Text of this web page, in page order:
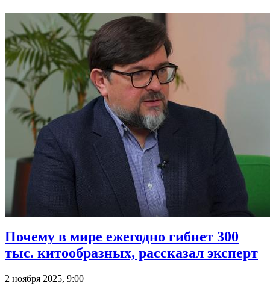
Почему в мире ежегодно гибнет 300
тыс. китообразных, рассказал эксперт
2 ноября 2025, 9:00